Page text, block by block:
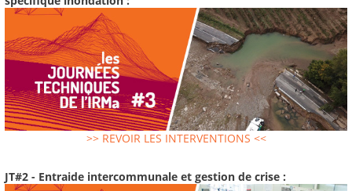
>> REVOIR LES INTERVENTIONS <<
JT#2 - Entraide intercommunale et gestion de crise :